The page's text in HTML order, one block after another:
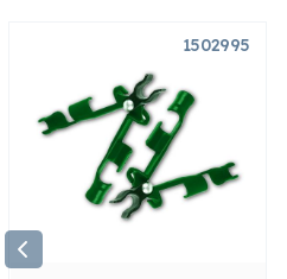
1502995